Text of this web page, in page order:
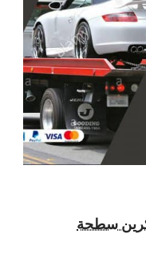
/ ونش كرين سطحة